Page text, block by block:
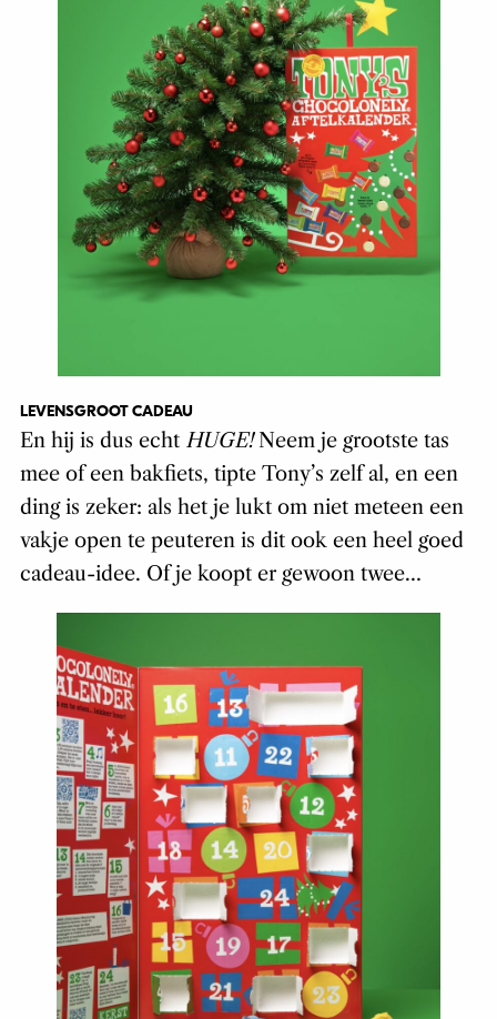
LEVENSGROOT CADEAU
En hij is dus echt HUGE!Neem je grootste tas
mee of een bakfiets, tipte Tony’s zelf al, en een
ding is zeker: als het je lukt om niet meteen een
vakje open te peuteren is dit ook een heel goed
cadeau-idee. Of je koopt er gewoon twee…